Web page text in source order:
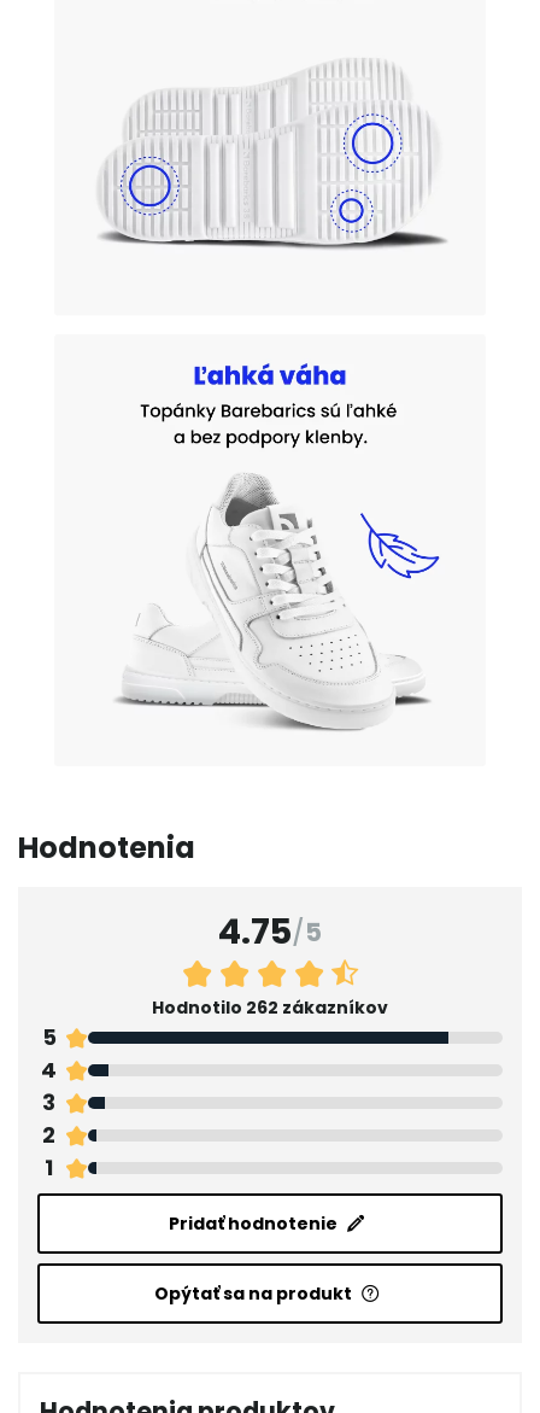
Hodnotenia
4.75/5
Hodnotilo 262 zákazníkov
5
4
3
2
1
Pridať hodnotenie
Opýtať sa na produkt